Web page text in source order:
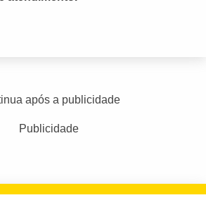
após a publicidade
Publicidade